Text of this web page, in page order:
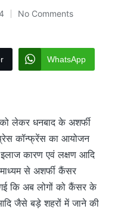
No Comments
WhatsApp
लेकर धनबाद के अशर्फी
प्रेस कॉन्फ्रेंस का आयोजन
कारण एवं लक्षण आदि
से अशर्फी कैंसर
गई कि अब लोगों को कैंसर के
जैसे बड़े शहरों में जाने की